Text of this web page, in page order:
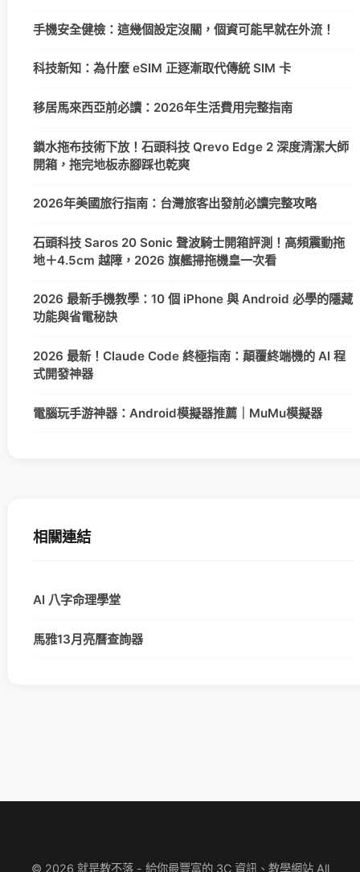
手機安全健檢：這幾個設定沒關，個資可能早就在外流！
科技新知：為什麼 eSIM 正逐漸取代傳統 SIM 卡
移居馬來西亞前必讀：2026年生活費用完整指南
鎖水拖布技術下放！石頭科技 Qrevo Edge 2 深度清潔大師
開箱，拖完地板赤腳踩也乾爽
2026年美國旅行指南：台灣旅客出發前必讀完整攻略
石頭科技 Saros 20 Sonic 聲波騎士開箱評測！高頻震動拖
地＋4.5cm 越障，2026 旗艦掃拖機皇一次看
2026 最新手機教學：10 個 iPhone 與 Android 必學的隱藏
功能與省電秘訣
2026 最新！Claude Code 終極指南：顛覆終端機的 AI 程
式開發神器
電腦玩手游神器：Android模擬器推薦｜MuMu模擬器
相關連結
AI 八字命理學堂
馬雅13月亮曆查詢器
© 2026 就是教不落 - 給你最豐富的 3C 資訊、教學網站 All